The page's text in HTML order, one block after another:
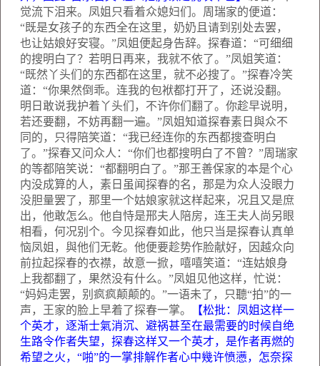
觉流下泪来。凤姐只看着众媳妇们。周瑞家的便道：
“既是女孩子的东西全在这里，奶奶且请到别处去罢，
也让姑娘好安寝。”凤姐便起身告辞。探春道：“可细细
的搜明白了？若明日再来，我就不依了。”凤姐笑道：
“既然丫头们的东西都在这里，就不必搜了。”探春冷笑
道：“你果然倒乖。连我的包袱都打开了，还说没翻。
明日敢说我护着丫头们，不许你们翻了。你趁早说明，
若还要翻，不妨再翻一遍。”凤姐知道探春素日與众不
同的，只得陪笑道：“我已经连你的东西都搜查明白
了。”探春又问众人：“你们也都搜明白了不曾？”周瑞家
的等都陪笑说：“都翻明白了。”那王善保家的本是个心
内没成算的人，素日虽闻探春的名，那是为众人没眼力
没胆量罢了，那里一个姑娘家就这样起来，况且又是庶
出，他敢怎么。他自恃是邢夫人陪房，连王夫人尚另眼
相看，何况别个。今见探春如此，他只当是探春认真单
恼凤姐，與他们无乾。他便要趁势作脸献好，因越众向
前拉起探春的衣襟，故意一掀，嘻嘻笑道：“连姑娘身
上我都翻了，果然没有什么。”凤姐见他这样，忙说：
“妈妈走罢，别疯疯颠颠的。”一语未了，只聽“拍”的一
声，王家的脸上早着了探春一掌。
【松批：凤姐这样一
个英才，逐渐士氣消沉、避祸甚至在最需要的时候自绝
生路令作者失望，探春这样又一个英才，是作者再燃的
希望之火，“啪”的一掌排解作者心中幾许愤懑，怎奈探